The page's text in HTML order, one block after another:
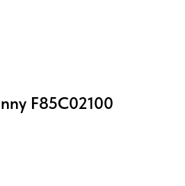
F85C02100